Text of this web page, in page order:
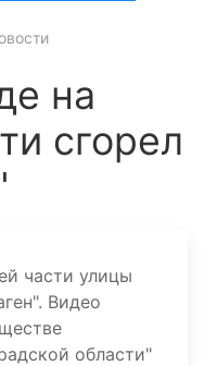
на
сгорел
части улицы
Видео
области"